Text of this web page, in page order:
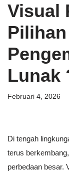
Visual
Lunak
Februari 4, 2026
Di tengah
terus
perbedaan besar.